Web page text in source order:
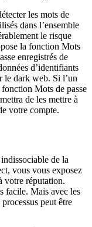
les mots de
dans l’ensemble
le risque
la fonction Mots
enregistrés de
d’identifiants
le dark web. Si l’un
Mots de passe
de les mettre à
votre compte.
de la
vous vous exposez
votre réputation.
facile. Mais avec les
peut être